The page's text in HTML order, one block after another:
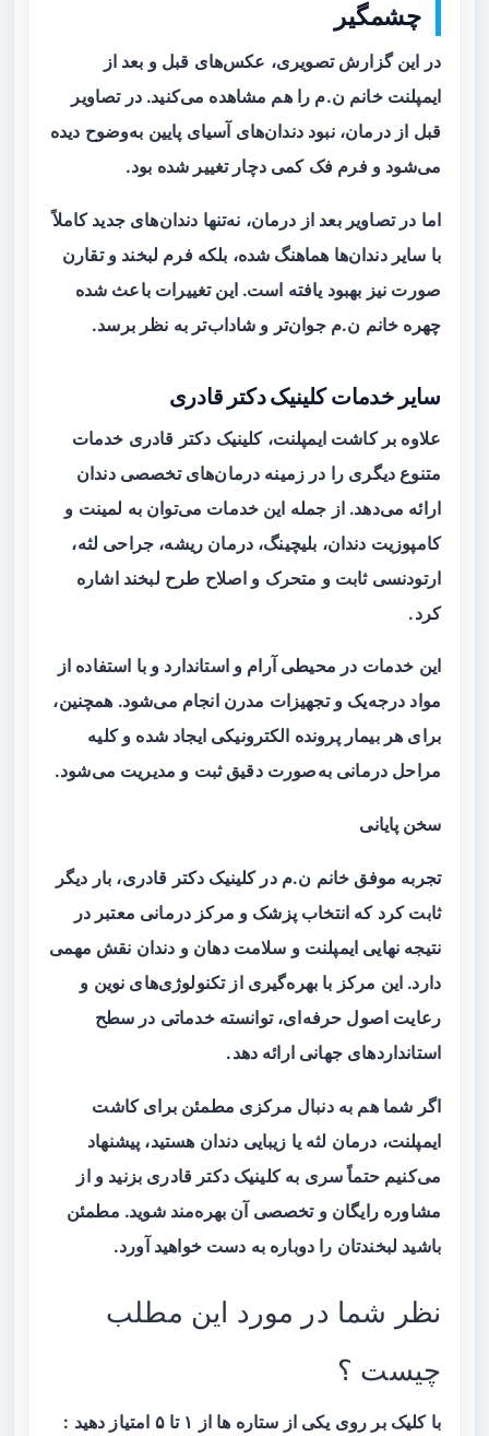
چشمگیر
در این گزارش تصویری، عکس‌های قبل و بعد از
ایمپلنت خانم ن.م را هم مشاهده می‌کنید. در تصاویر
قبل از درمان، نبود دندان‌های آسیای پایین به‌وضوح دیده
می‌شود و فرم فک کمی دچار تغییر شده بود.
اما در تصاویر بعد از درمان، نه‌تنها دندان‌های جدید کاملاً
با سایر دندان‌ها هماهنگ شده، بلکه فرم لبخند و تقارن
صورت نیز بهبود یافته است. این تغییرات باعث شده
چهره خانم ن.م جوان‌تر و شاداب‌تر به نظر برسد.
سایر خدمات کلینیک دکتر قادری
علاوه بر کاشت ایمپلنت، کلینیک دکتر قادری خدمات
متنوع دیگری را در زمینه درمان‌های تخصصی دندان
ارائه می‌دهد. از جمله این خدمات می‌توان به لمینت و
کامپوزیت دندان، بلیچینگ، درمان ریشه، جراحی لثه،
ارتودنسی ثابت و متحرک و اصلاح طرح لبخند اشاره
کرد.
این خدمات در محیطی آرام و استاندارد و با استفاده از
مواد درجه‌یک و تجهیزات مدرن انجام می‌شود. همچنین،
برای هر بیمار پرونده الکترونیکی ایجاد شده و کلیه
مراحل درمانی به‌صورت دقیق ثبت و مدیریت می‌شود.
سخن پایانی
تجربه موفق خانم ن.م در کلینیک دکتر قادری، بار دیگر
ثابت کرد که انتخاب پزشک و مرکز درمانی معتبر در
نتیجه نهایی ایمپلنت و سلامت دهان و دندان نقش مهمی
دارد. این مرکز با بهره‌گیری از تکنولوژی‌های نوین و
رعایت اصول حرفه‌ای، توانسته خدماتی در سطح
استانداردهای جهانی ارائه دهد.
اگر شما هم به دنبال مرکزی مطمئن برای کاشت
ایمپلنت، درمان لثه یا زیبایی دندان هستید، پیشنهاد
می‌کنیم حتماً سری به کلینیک دکتر قادری بزنید و از
مشاوره رایگان و تخصصی آن بهره‌مند شوید. مطمئن
باشید لبخندتان را دوباره به دست خواهید آورد.
نظر شما در مورد این مطلب
چیست ؟
با کلیک بر روی یکی از ستاره ها از ۱ تا ۵ امتیاز دهید :